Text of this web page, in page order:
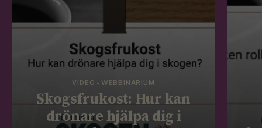
VIDEO - WEBBINARIUM
Skogsfrukost: Hur kan
drönare hjälpa dig i